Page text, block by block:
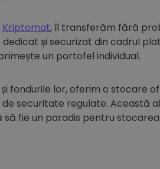
Kriptomat, îl transferăm fără
și securizat din cadrul
un portofel individual.
fondurile lor, oferim o stocare
securitate regulate. Această
fie un paradis pentru